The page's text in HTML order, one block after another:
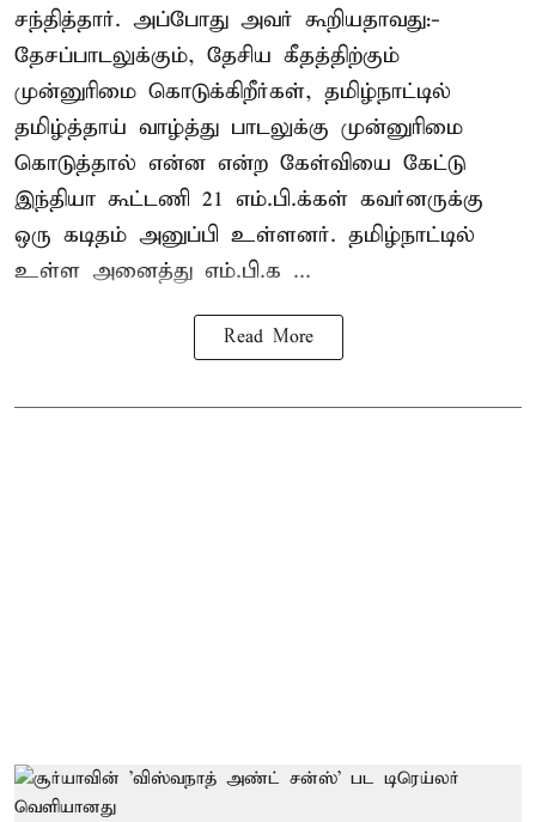
சந்தித்தார். அப்போது அவர் கூறியதாவது:-
தேசப்பாடலுக்கும், தேசிய கீதத்திற்கும்
முன்னுரிமை கொடுக்கிறீர்கள், தமிழ்நாட்டில்
தமிழ்த்தாய் வாழ்த்து பாடலுக்கு முன்னுரிமை
கொடுத்தால் என்ன என்ற கேள்வியை கேட்டு
இந்தியா கூட்டணி 21 எம்.பி.க்கள் கவர்னருக்கு
ஒரு கடிதம் அனுப்பி உள்ளனர். தமிழ்நாட்டில்
உள்ள அனைத்து எம்.பி.க ...
Read More